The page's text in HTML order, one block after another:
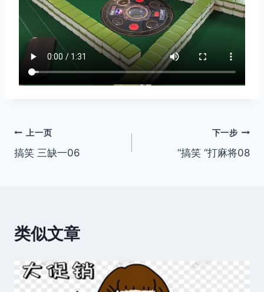
文
章
上一页
搞笑 三缺一06
下一步
“搞笑 “打麻将08
类似文章